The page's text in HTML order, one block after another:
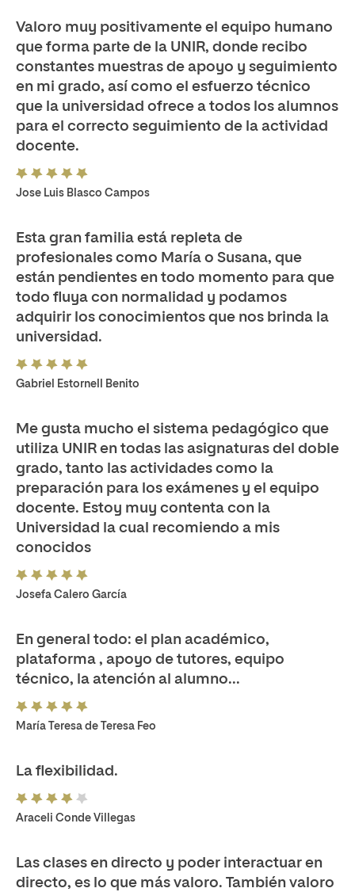
Valoro muy positivamente el equipo humano
que forma parte de la UNIR, donde recibo
constantes muestras de apoyo y seguimiento
en mi grado, así como el esfuerzo técnico
que la universidad ofrece a todos los alumnos
para el correcto seguimiento de la actividad
docente.
Jose Luis Blasco Campos
Esta gran familia está repleta de
profesionales como María o Susana, que
están pendientes en todo momento para que
todo fluya con normalidad y podamos
adquirir los conocimientos que nos brinda la
universidad.
Gabriel Estornell Benito
Me gusta mucho el sistema pedagógico que
utiliza UNIR en todas las asignaturas del doble
grado, tanto las actividades como la
preparación para los exámenes y el equipo
docente. Estoy muy contenta con la
Universidad la cual recomiendo a mis
conocidos
Josefa Calero García
En general todo: el plan académico,
plataforma , apoyo de tutores, equipo
técnico, la atención al alumno...
María Teresa de Teresa Feo
La flexibilidad.
Araceli Conde Villegas
Las clases en directo y poder interactuar en
directo, es lo que más valoro. También valoro